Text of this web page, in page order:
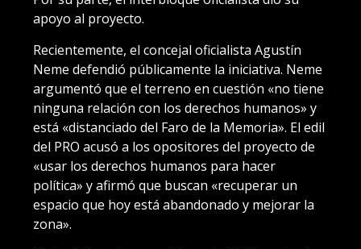
apoyo al proyecto.
Recientemente, el concejal oficialista Agustín
Neme defendió públicamente la iniciativa. Neme
argumentó que el terreno en cuestión «no tiene
ninguna relación con los derechos humanos» y
está «distanciado del Faro de la Memoria». El edil
del PRO acusó a los opositores del proyecto de
«usar los derechos humanos para hacer
política» y afirmó que buscan «recuperar un
espacio que hoy está abandonado y mejorar la
zona».